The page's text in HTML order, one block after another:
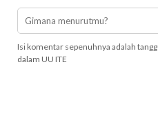
Isi komentar sepenuhnya adalah
dalam UU ITE